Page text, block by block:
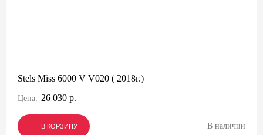
Stels Miss 6000 V V020 ( 2018г.)
Цена: 26 030 р.
В КОРЗИНУ
В КОРЗИНУ
В КОРЗИНУ В наличии